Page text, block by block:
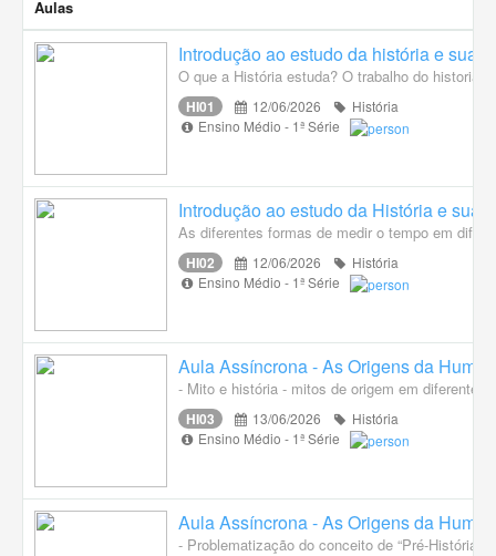
Aulas
Introdução ao estudo da história e
O que a História estuda? O trabalho do
HI01 12/06/2026
História
Ensino Médio - 1ª Série
Introdução ao estudo da História e
As diferentes formas de medir o tempo em
HI02 12/06/2026
História
Ensino Médio - 1ª Série
Aula Assíncrona - As Origens da
- Mito e história - mitos de origem em
HI03 13/06/2026
História
Ensino Médio - 1ª Série
Aula Assíncrona - As Origens da
- Problematização do conceito de “Pré-História” e